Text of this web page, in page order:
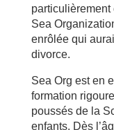
particulièrement
Sea
enrôlée qui
divorce.
Sea Org est en
formation
poussés de la
enfants. Dès